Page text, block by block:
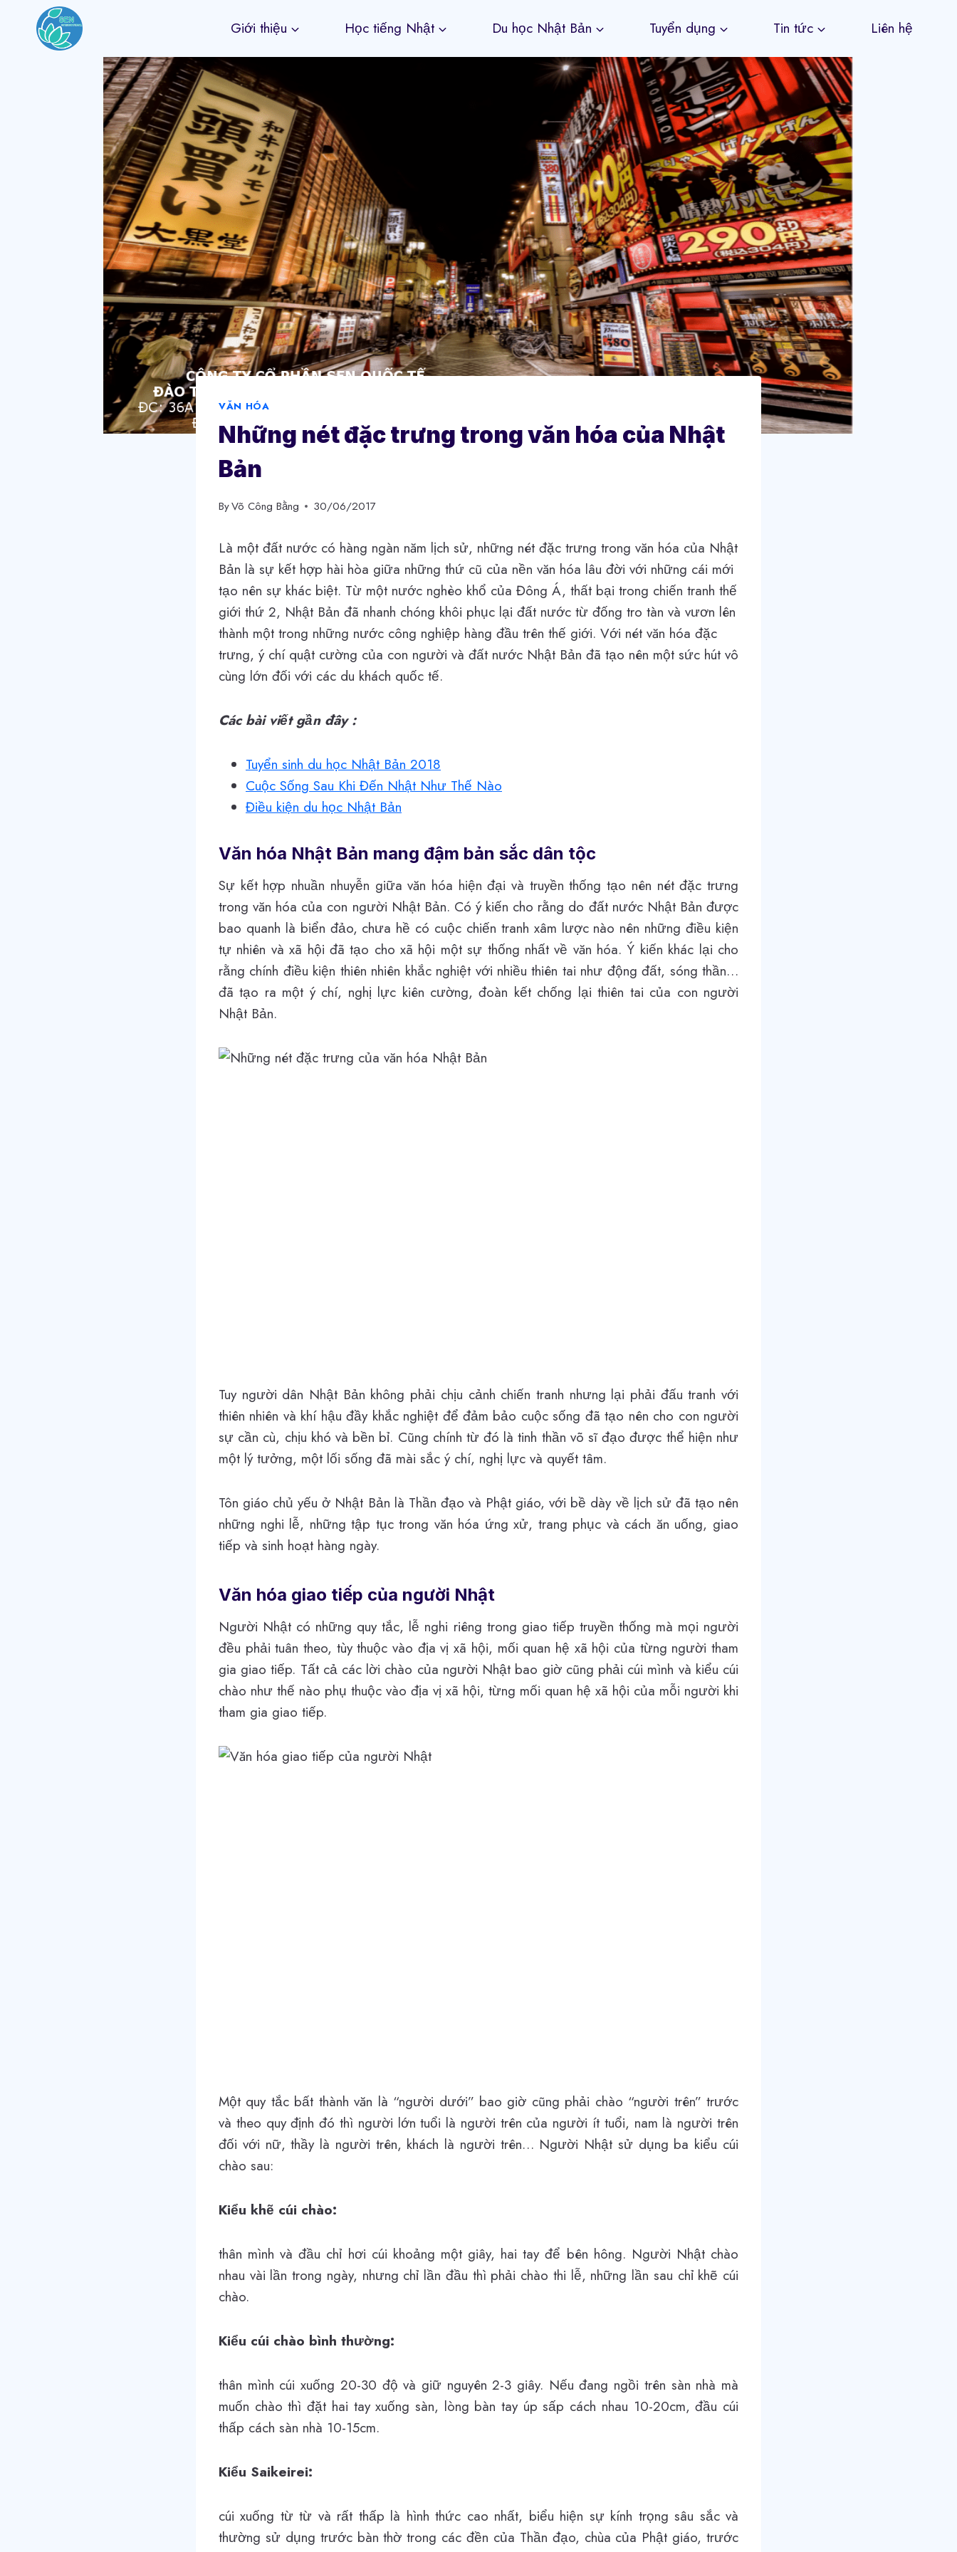
Giới thiệu Học tiếng Nhật Du học Nhật Bản Tuyển dụng Tin tức Liên hệ
VĂN HÓA
Những nét đặc trưng trong văn hóa của Nhật
Bản
ByVõ Công Bằng 30/06/2017
Là một đất nước có hàng ngàn năm lịch sử, những nét đặc trưng trong văn hóa của Nhật
Bản là sự kết hợp hài hòa giữa những thứ cũ của nền văn hóa lâu đời với những cái mới
tạo nên sự khác biệt. Từ một nước nghèo khổ của Đông Á, thất bại trong chiến tranh thế
giới thứ 2, Nhật Bản đã nhanh chóng khôi phục lại đất nước từ đống tro tàn và vươn lên
thành một trong những nước công nghiệp hàng đầu trên thế giới. Với nét văn hóa đặc
trưng, ý chí quật cường của con người và đất nước Nhật Bản đã tạo nên một sức hút vô
cùng lớn đối với các du khách quốc tế.
Các bài viết gần đây :
Tuyển sinh du học Nhật Bản 2018
Cuộc Sống Sau Khi Đến Nhật Như Thế Nào
Điều kiện du học Nhật Bản
Văn hóa Nhật Bản mang đậm bản sắc dân tộc
Sự kết hợp nhuần nhuyễn giữa văn hóa hiện đại và truyền thống tạo nên nét đặc trưng
trong văn hóa của con người Nhật Bản. Có ý kiến cho rằng do đất nước Nhật Bản được
bao quanh là biển đảo, chưa hề có cuộc chiến tranh xâm lược nào nên những điều kiện
tự nhiên và xã hội đã tạo cho xã hội một sự thống nhất về văn hóa. Ý kiến khác lại cho
rằng chính điều kiện thiên nhiên khắc nghiệt với nhiều thiên tai như động đất, sóng thần…
đã tạo ra một ý chí, nghị lực kiên cường, đoàn kết chống lại thiên tai của con người
Nhật Bản.
Tuy người dân Nhật Bản không phải chịu cảnh chiến tranh nhưng lại phải đấu tranh với
thiên nhiên và khí hậu đầy khắc nghiệt để đảm bảo cuộc sống đã tạo nên cho con người
sự cần cù, chịu khó và bền bỉ. Cũng chính từ đó là tinh thần võ sĩ đạo được thể hiện như
một lý tưởng, một lối sống đã mài sắc ý chí, nghị lực và quyết tâm.
Tôn giáo chủ yếu ở Nhật Bản là Thần đạo và Phật giáo, với bề dày về lịch sử đã tạo nên
những nghi lễ, những tập tục trong văn hóa ứng xử, trang phục và cách ăn uống, giao
tiếp và sinh hoạt hàng ngày.
Văn hóa giao tiếp của người Nhật
Người Nhật có những quy tắc, lễ nghi riêng trong giao tiếp truyền thống mà mọi người
đều phải tuân theo, tùy thuộc vào địa vị xã hội, mối quan hệ xã hội của từng người tham
gia giao tiếp. Tất cả các lời chào của người Nhật bao giờ cũng phải cúi mình và kiểu cúi
chào như thế nào phụ thuộc vào địa vị xã hội, từng mối quan hệ xã hội của mỗi người khi
tham gia giao tiếp.
Một quy tắc bất thành văn là “người dưới” bao giờ cũng phải chào “người trên” trước
và theo quy định đó thì người lớn tuổi là người trên của người ít tuổi, nam là người trên
đối với nữ, thầy là người trên, khách là người trên… Người Nhật sử dụng ba kiểu cúi
chào sau:
Kiểu khẽ cúi chào:
thân mình và đầu chỉ hơi cúi khoảng một giây, hai tay để bên hông. Người Nhật chào
nhau vài lần trong ngày, nhưng chỉ lần đầu thì phải chào thi lễ, những lần sau chỉ khẽ cúi
chào.
Kiểu cúi chào bình thường:
thân mình cúi xuống 20-30 độ và giữ nguyên 2-3 giây. Nếu đang ngồi trên sàn nhà mà
muốn chào thì đặt hai tay xuống sàn, lòng bàn tay úp sấp cách nhau 10-20cm, đầu cúi
thấp cách sàn nhà 10-15cm.
Kiểu Saikeirei:
cúi xuống từ từ và rất thấp là hình thức cao nhất, biểu hiện sự kính trọng sâu sắc và
thường sử dụng trước bàn thờ trong các đền của Thần đạo, chùa của Phật giáo, trước